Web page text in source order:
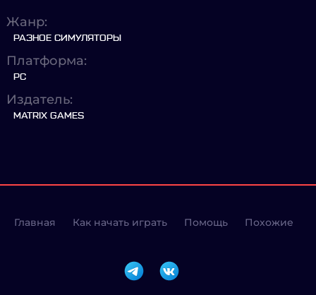
Жанр:
РАЗНОЕ СИМУЛЯТОРЫ
Платформа:
PC
Издатель:
MATRIX GAMES
Главная Как начать играть Помощь Похожие